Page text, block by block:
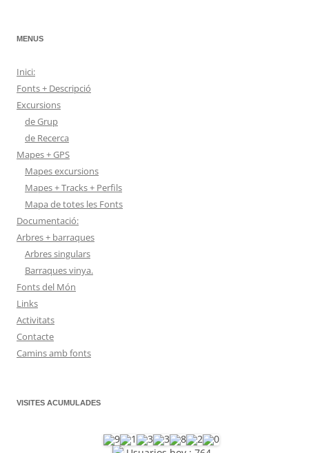
MENUS
Inici:
Fonts + Descripció
Excursions
de Grup
de Recerca
Mapes + GPS
Mapes excursions
Mapes + Tracks + Perfils
Mapa de totes les Fonts
Documentació:
Arbres + barraques
Arbres singulars
Barraques vinya.
Fonts del Món
Links
Activitats
Contacte
Camins amb fonts
VISITES ACUMULADES